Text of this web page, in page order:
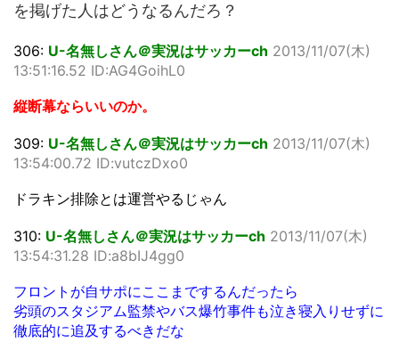
を掲げた人はどうなるんだろ？
306: U-名無しさん＠実況はサッカーch 2013/11/07(木)
13:51:16.52 ID:AG4GoihL0
縦断幕ならいいのか。
309: U-名無しさん＠実況はサッカーch 2013/11/07(木)
13:54:00.72 ID:vutczDxo0
ドラキン排除とは運営やるじゃん
310: U-名無しさん＠実況はサッカーch 2013/11/07(木)
13:54:31.28 ID:a8bIJ4gg0
フロントが自サポにここまでするんだったら
劣頭のスタジアム監禁やバス爆竹事件も泣き寝入りせずに
徹底的に追及するべきだな